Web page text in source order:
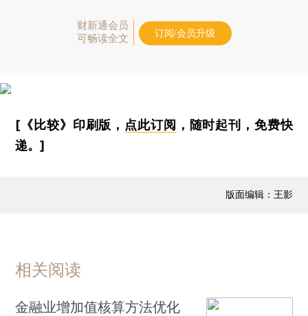
财新通会员
可畅读全文
订阅/会员升级
[《比较》印刷版， 点此订阅 ，随时起刊，免费快
递。]
版面编辑：王影
相关阅读
金融业增加值核算方法优化